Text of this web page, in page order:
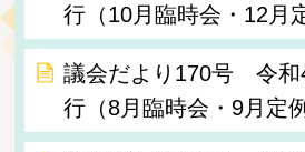
行（10月臨時会・12月
議会だより170号 令和
行（8月臨時会・9月定例